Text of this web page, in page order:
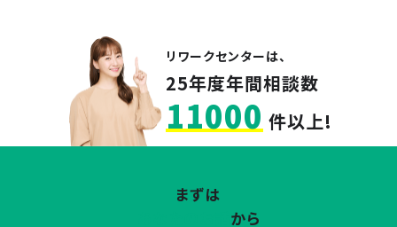
リワークセンターは、
25年度年間相談数
11000 件以上!
まずは
から